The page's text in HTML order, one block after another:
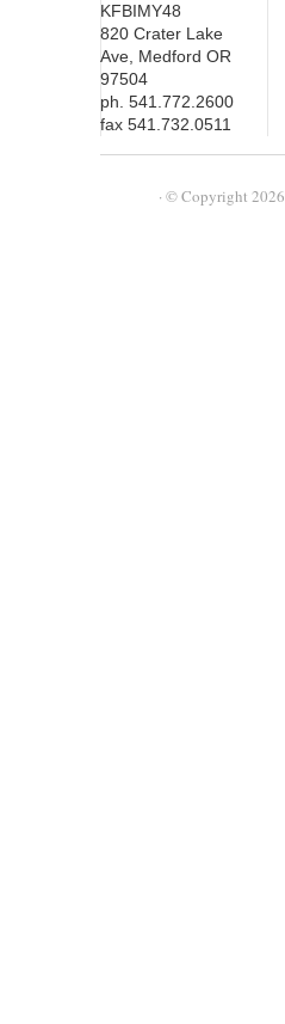
KFBIMY48
820 Crater Lake
Ave, Medford OR
97504
ph. 541.772.2600
fax 541.732.0511
· © Copyright 2026